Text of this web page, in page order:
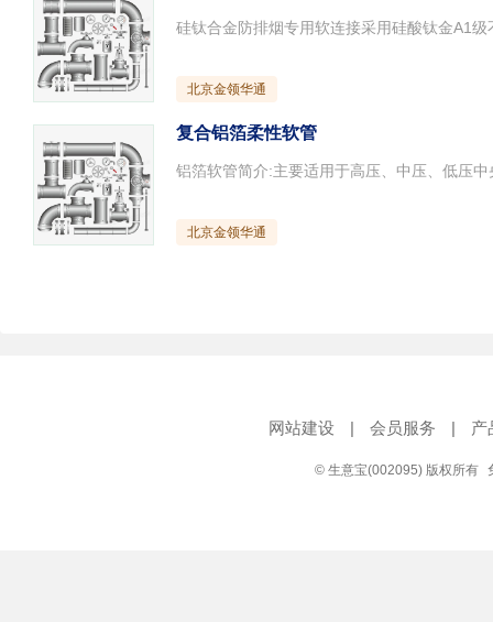
北京金领华通
复合铝箔柔性软管
北京金领华通
网站建设 | 会员服务 | 产
© 生意宝(002095) 版权所有